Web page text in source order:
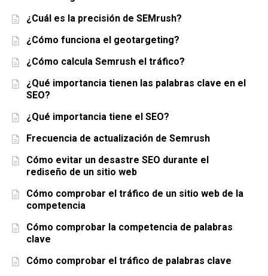
¿Cuál es la precisión de SEMrush?
¿Cómo funciona el geotargeting?
¿Cómo calcula Semrush el tráfico?
¿Qué importancia tienen las palabras clave en el
SEO?
¿Qué importancia tiene el SEO?
Frecuencia de actualización de Semrush
Cómo evitar un desastre SEO durante el
rediseño de un sitio web
Cómo comprobar el tráfico de un sitio web de la
competencia
Cómo comprobar la competencia de palabras
clave
Cómo comprobar el tráfico de palabras clave